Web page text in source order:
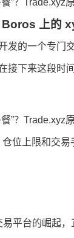
上的
发的一个专门
接下来这段时
位上限和交
易平台的崛起